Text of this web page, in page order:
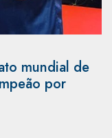
mundial de
por